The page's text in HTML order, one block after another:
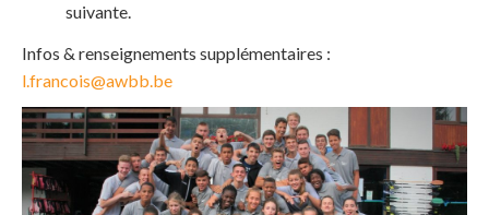
suivante.
Infos & renseignements supplémentaires :
l.francois@awbb.be